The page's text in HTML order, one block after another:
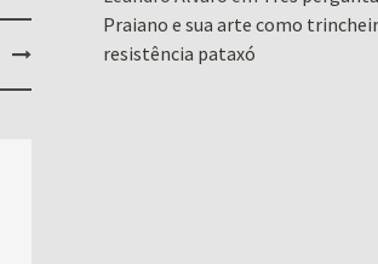
Praiano e sua arte como
resistência pataxó